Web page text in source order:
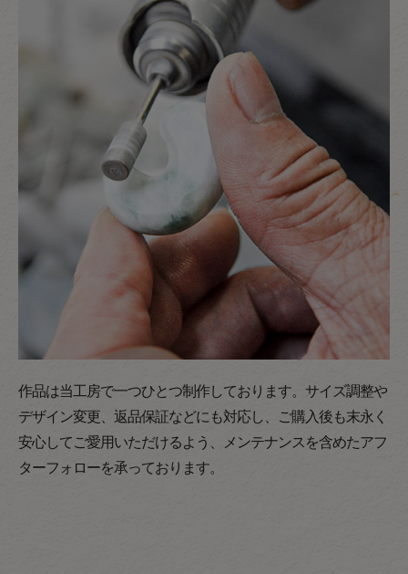
作品は当工房で一つひとつ制作しております。サイズ調整や
デザイン変更、返品保証などにも対応し、ご購入後も末永く
安心してご愛用いただけるよう、メンテナンスを含めたアフ
ターフォローを承っております。